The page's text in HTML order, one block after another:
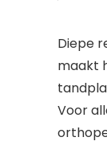
Diepe
maakt
Voor